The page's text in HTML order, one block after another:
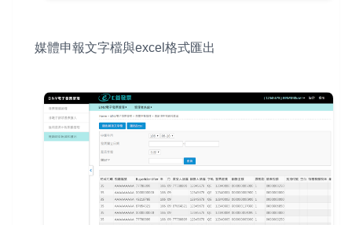
媒體申報文字檔與excel格式匯出